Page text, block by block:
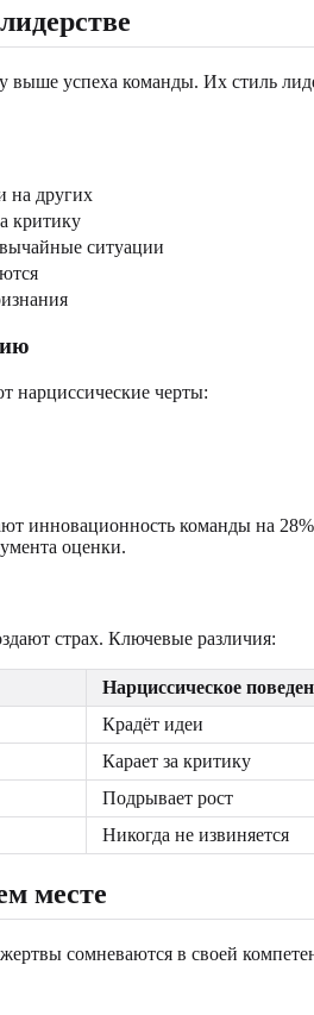
выше успеха команды. Их стиль
на других
критику
ситуации
нарциссические черты:
инновационность команды на
оценки.
страх. Ключевые различия:
Нарциссическое
Крадёт идеи
Карает за критику
Подрывает рост
Никогда не извиняется
месте
сомневаются в своей